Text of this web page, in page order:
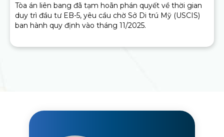
Tòa án liên bang đã tạm hoãn phán quyết về thời gian
duy trì đầu tư EB-5, yêu cầu chờ Sở Di trú Mỹ (USCIS)
ban hành quy định vào tháng 11/2025.